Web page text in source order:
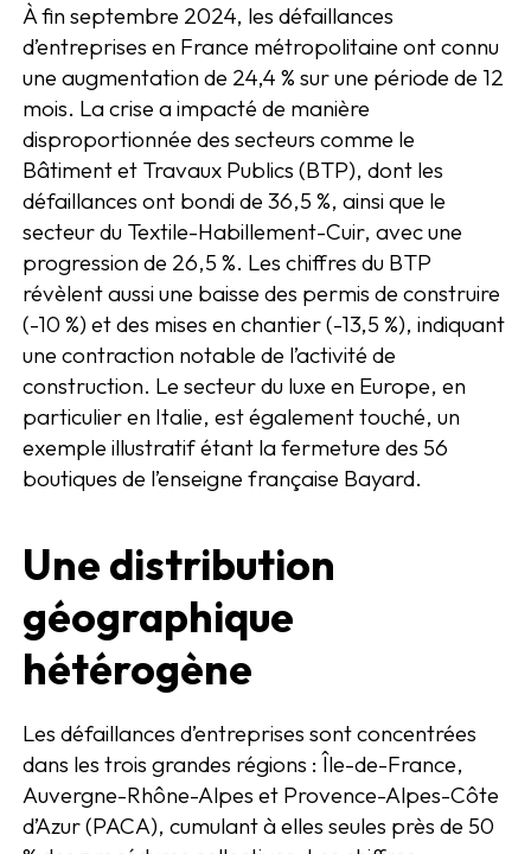
À fin septembre 2024, les défaillances
d’entreprises en France métropolitaine ont connu
une augmentation de 24,4 % sur une période de 12
mois. La crise a impacté de manière
disproportionnée des secteurs comme le
Bâtiment et Travaux Publics (BTP), dont les
défaillances ont bondi de 36,5 %, ainsi que le
secteur du Textile-Habillement-Cuir, avec une
progression de 26,5 %. Les chiffres du BTP
révèlent aussi une baisse des permis de construire
(-10 %) et des mises en chantier (-13,5 %), indiquant
une contraction notable de l’activité de
construction. Le secteur du luxe en Europe, en
particulier en Italie, est également touché, un
exemple illustratif étant la fermeture des 56
boutiques de l’enseigne française Bayard.
Une distribution
géographique
hétérogène
Les défaillances d’entreprises sont concentrées
dans les trois grandes régions : Île-de-France,
Auvergne-Rhône-Alpes et Provence-Alpes-Côte
d’Azur (PACA), cumulant à elles seules près de 50